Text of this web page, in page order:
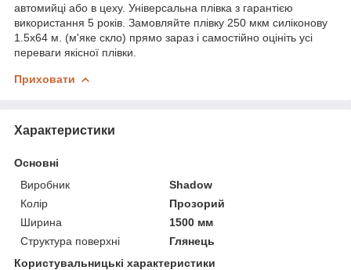
автомийці або в цеху. Універсальна плівка з гарантією
використання 5 років. Замовляйте плівку 250 мкм силіконову
1.5х64 м. (м'яке скло) прямо зараз і самостійно оцініть усі
переваги якісної плівки.
Приховати
Характеристики
Основні
Виробник
Shadow
Колір
Прозорий
Ширина
1500 мм
Структура поверхні
Глянець
Користувальницькі характеристики